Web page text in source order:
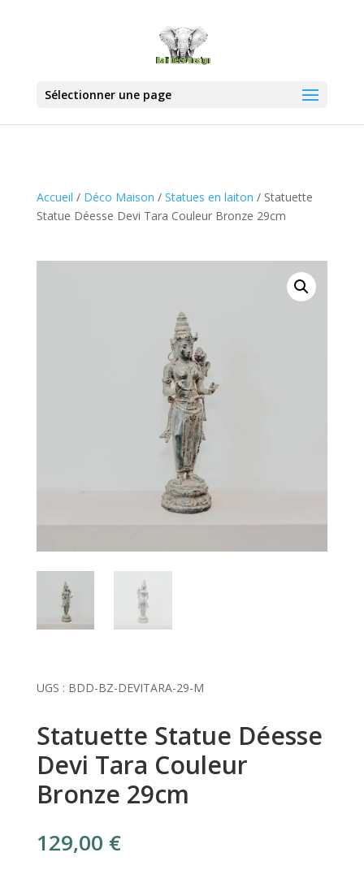
Sélectionner une page
Accueil / Déco Maison / Statues en laiton / Statuette
Statue Déesse Devi Tara Couleur Bronze 29cm
UGS : BDD-BZ-DEVITARA-29-M
Statuette Statue Déesse
Devi Tara Couleur
Bronze 29cm
129,00 €